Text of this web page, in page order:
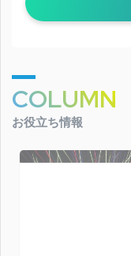
COLUMN
お役立ち情報